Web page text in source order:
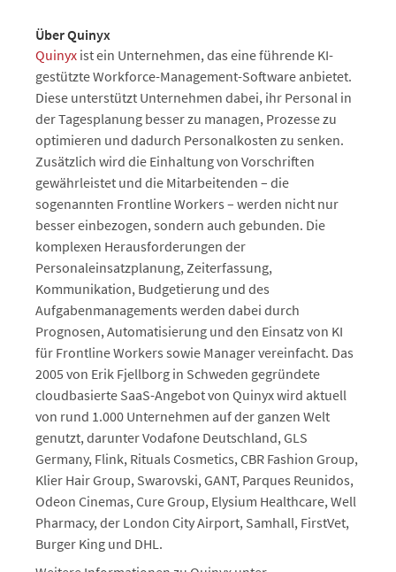
Über Quinyx
Quinyx ist ein Unternehmen, das eine führende KI-
gestützte Workforce-Management-Software anbietet.
Diese unterstützt Unternehmen dabei, ihr Personal in
der Tagesplanung besser zu managen, Prozesse zu
optimieren und dadurch Personalkosten zu senken.
Zusätzlich wird die Einhaltung von Vorschriften
gewährleistet und die Mitarbeitenden – die
sogenannten Frontline Workers – werden nicht nur
besser einbezogen, sondern auch gebunden. Die
komplexen Herausforderungen der
Personaleinsatzplanung, Zeiterfassung,
Kommunikation, Budgetierung und des
Aufgabenmanagements werden dabei durch
Prognosen, Automatisierung und den Einsatz von KI
für Frontline Workers sowie Manager vereinfacht. Das
2005 von Erik Fjellborg in Schweden gegründete
cloudbasierte SaaS-Angebot von Quinyx wird aktuell
von rund 1.000 Unternehmen auf der ganzen Welt
genutzt, darunter Vodafone Deutschland, GLS
Germany, Flink, Rituals Cosmetics, CBR Fashion Group,
Klier Hair Group, Swarovski, GANT, Parques Reunidos,
Odeon Cinemas, Cure Group, Elysium Healthcare, Well
Pharmacy, der London City Airport, Samhall, FirstVet,
Burger King und DHL.